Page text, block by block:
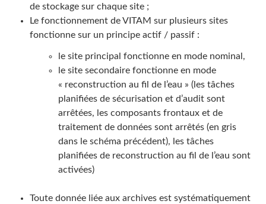
de stockage sur chaque site ;
Le fonctionnement de VITAM sur plusieurs sites
fonctionne sur un principe actif / passif :
le site principal fonctionne en mode nominal,
le site secondaire fonctionne en mode
« reconstruction au fil de l’eau » (les tâches
planifiées de sécurisation et d’audit sont
arrêtées, les composants frontaux et de
traitement de données sont arrêtés (en gris
dans le schéma précédent), les tâches
planifiées de reconstruction au fil de l’eau sont
activées)
Toute donnée liée aux archives est systématiquement